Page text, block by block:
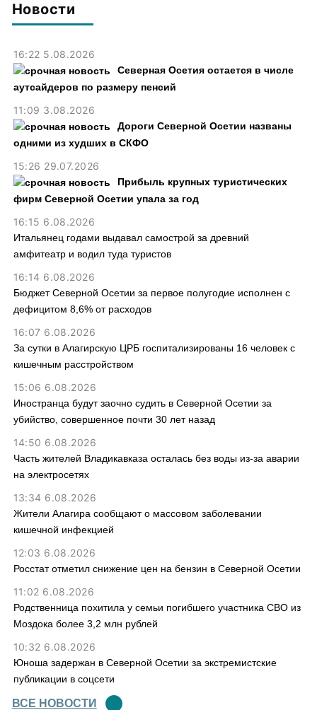
Новости
16:22 5.08.2026
Северная Осетия остается в числе
аутсайдеров по размеру пенсий
11:09 3.08.2026
Дороги Северной Осетии названы
одними из худших в СКФО
15:26 29.07.2026
Прибыль крупных туристических
фирм Северной Осетии упала за год
16:15 6.08.2026
Итальянец годами выдавал самострой за древний
амфитеатр и водил туда туристов
16:14 6.08.2026
Бюджет Северной Осетии за первое полугодие исполнен с
дефицитом 8,6% от расходов
16:07 6.08.2026
За сутки в Алагирскую ЦРБ госпитализированы 16 человек с
кишечным расстройством
15:06 6.08.2026
Иностранца будут заочно судить в Северной Осетии за
убийство, совершенное почти 30 лет назад
14:50 6.08.2026
Часть жителей Владикавказа осталась без воды из-за аварии
на электросетях
13:34 6.08.2026
Жители Алагира сообщают о массовом заболевании
кишечной инфекцией
12:03 6.08.2026
Росстат отметил снижение цен на бензин в Северной Осетии
11:02 6.08.2026
Родственница похитила у семьи погибшего участника СВО из
Моздока более 3,2 млн рублей
10:32 6.08.2026
Юноша задержан в Северной Осетии за экстремистские
публикации в соцсети
ВСЕ НОВОСТИ